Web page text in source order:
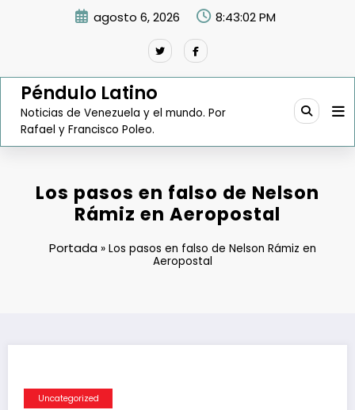
agosto 6, 2026 8:43:03 PM
Péndulo Latino
Noticias de Venezuela y el mundo. Por
Rafael y Francisco Poleo.
Los pasos en falso de Nelson
Rámiz en Aeropostal
Portada »Los pasos en falso de Nelson Rámiz en
Aeropostal
Uncategorized